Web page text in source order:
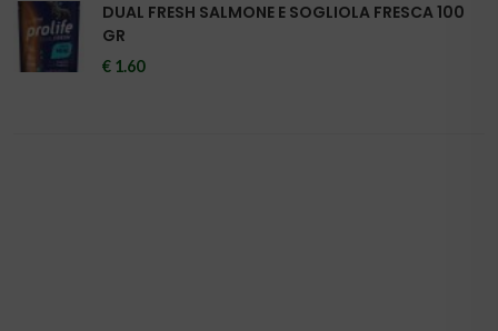
DUAL FRESH SALMONE E SOGLIOLA FRESCA 100
GR
€ 1.60